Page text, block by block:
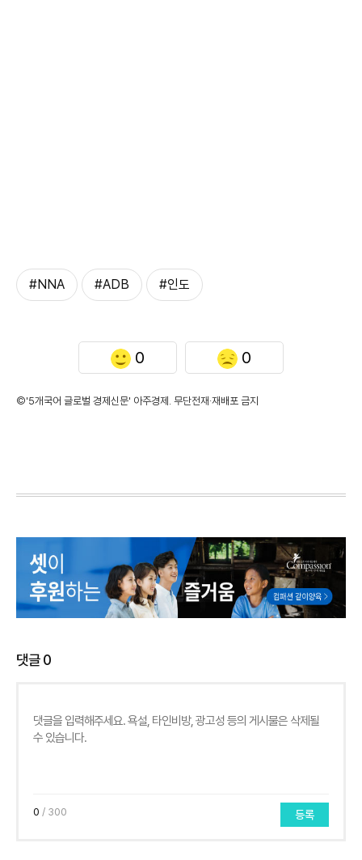
#NNA #ADB #인도
0 0
©'5개국어 글로벌 경제신문' 아주경제. 무단전재·재배포 금지
댓글0
0 / 300 등록